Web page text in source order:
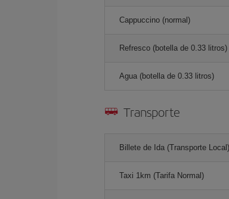
Cappuccino (normal)
Refresco (botella de 0.33 litros)
Agua (botella de 0.33 litros)
Transporte
Billete de Ida (Transporte Local)
Taxi 1km (Tarifa Normal)